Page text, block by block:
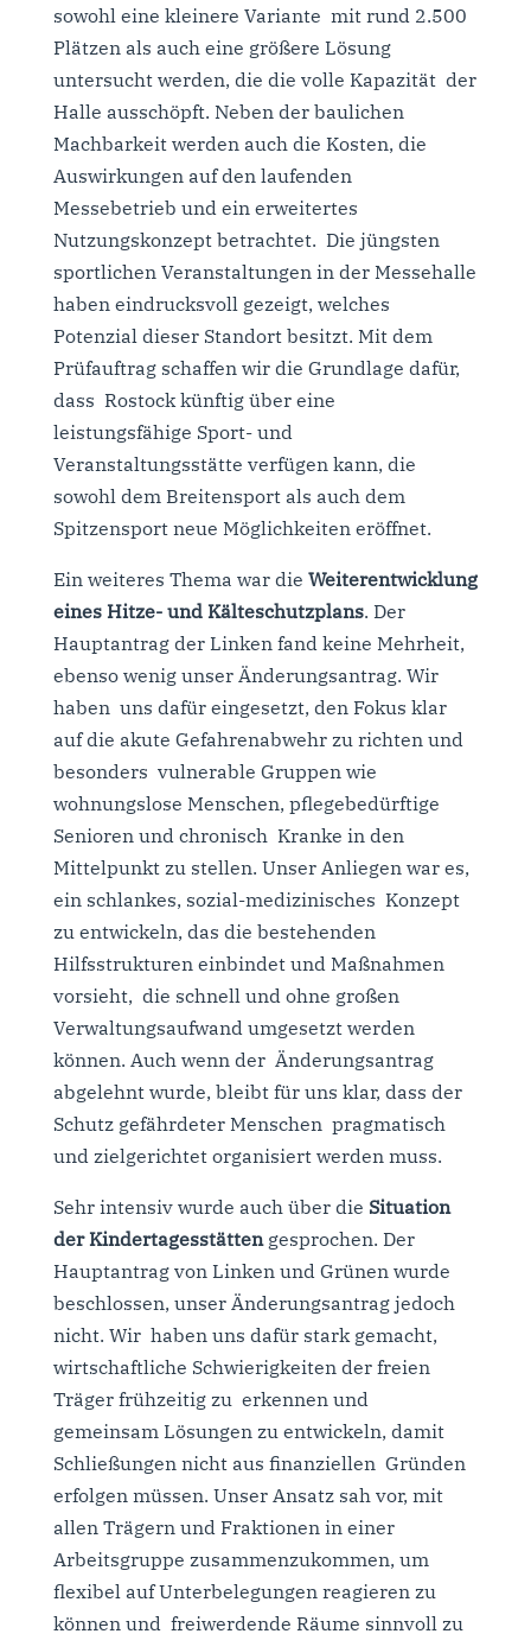
sowohl eine kleinere Variante mit rund 2.500
Plätzen als auch eine größere Lösung
untersucht werden, die die volle Kapazität der
Halle ausschöpft. Neben der baulichen
Machbarkeit werden auch die Kosten, die
Auswirkungen auf den laufenden
Messebetrieb und ein erweitertes
Nutzungskonzept betrachtet. Die jüngsten
sportlichen Veranstaltungen in der Messehalle
haben eindrucksvoll gezeigt, welches
Potenzial dieser Standort besitzt. Mit dem
Prüfauftrag schaffen wir die Grundlage dafür,
dass Rostock künftig über eine
leistungsfähige Sport- und
Veranstaltungsstätte verfügen kann, die
sowohl dem Breitensport als auch dem
Spitzensport neue Möglichkeiten eröffnet.
Ein weiteres Thema war die Weiterentwicklung
eines Hitze- und Kälteschutzplans. Der
Hauptantrag der Linken fand keine Mehrheit,
ebenso wenig unser Änderungsantrag. Wir
haben uns dafür eingesetzt, den Fokus klar
auf die akute Gefahrenabwehr zu richten und
besonders vulnerable Gruppen wie
wohnungslose Menschen, pflegebedürftige
Senioren und chronisch Kranke in den
Mittelpunkt zu stellen. Unser Anliegen war es,
ein schlankes, sozial-medizinisches Konzept
zu entwickeln, das die bestehenden
Hilfsstrukturen einbindet und Maßnahmen
vorsieht, die schnell und ohne großen
Verwaltungsaufwand umgesetzt werden
können. Auch wenn der Änderungsantrag
abgelehnt wurde, bleibt für uns klar, dass der
Schutz gefährdeter Menschen pragmatisch
und zielgerichtet organisiert werden muss.
Sehr intensiv wurde auch über die Situation
der Kindertagesstätten gesprochen. Der
Hauptantrag von Linken und Grünen wurde
beschlossen, unser Änderungsantrag jedoch
nicht. Wir haben uns dafür stark gemacht,
wirtschaftliche Schwierigkeiten der freien
Träger frühzeitig zu erkennen und
gemeinsam Lösungen zu entwickeln, damit
Schließungen nicht aus finanziellen Gründen
erfolgen müssen. Unser Ansatz sah vor, mit
allen Trägern und Fraktionen in einer
Arbeitsgruppe zusammenzukommen, um
flexibel auf Unterbelegungen reagieren zu
können und freiwerdende Räume sinnvoll zu